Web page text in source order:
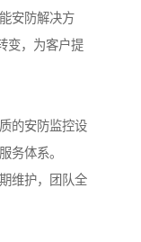
安防解决方
变，为客户提
的安防监控设
务体系。
维护，团队全